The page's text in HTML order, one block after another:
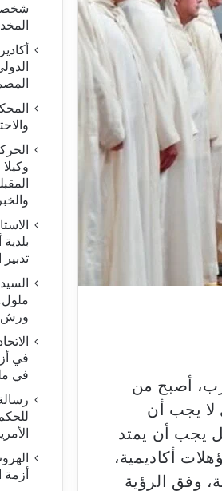
أصبح من
لا يجب أن
يجب أن يمتد
أكاديمية،
وفق الرؤية
ورش
في
في